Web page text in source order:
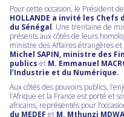
Pour cette occasion, le Président
HOLLANDE a invité les Chefs
du Sénégal. Une trentaine de
présents aux côtés de leurs
ministre des Affaires étrangères
Michel SAPIN, ministre des
publics et M. Emmanuel
l’Industrie et du Numérique.
Aux côtés des pouvoirs publics,
l’Afrique et la France est porté et
africains, représentés pour
du MEDEF et M. Mthunzi